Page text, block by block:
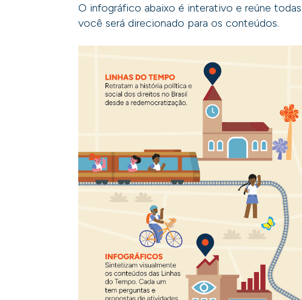
O infográfico abaixo é interativo e reúne
você será direcionado para os conteúdos.